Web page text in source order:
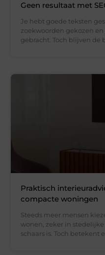
Geen resultaat met
Je hebt goede teksten
zoekwoorden gekozen
gebracht. Toch blijven de
Praktisch
compacte woningen
Steeds meer mensen
wonen, zeker in
schaars is. Toch betekent